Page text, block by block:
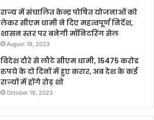
राज्य में संचालित केन्द्र पोषित योजनाओं को
लेकर सीएम धामी ने दिए महत्वपूर्ण निर्देश,
शासन स्तर पर बनेगी मॉनिटरिंग सेल
August 18, 2023
विदेश दौरे से लौटे सीएम धामी, 15475 करोड
रुपये के दो दिनों में हुए करार, अब देश के कई
राज्यों में होंगे रोड़ शो
October 19, 2023